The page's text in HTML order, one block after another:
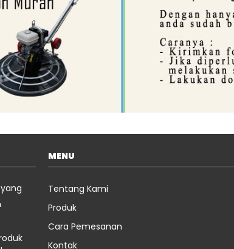
MENU
Tentang Kami
Produk
Cara Pemesanan
Kontak